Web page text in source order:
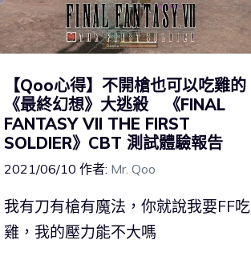
【Qoo心得】不開槍也可以吃雞的
《最終幻想》大逃殺 《FINAL
FANTASY VII THE FIRST
SOLDIER》CBT 測試體驗報告
2021/06/10 作者: Mr. Qoo
我有刀有槍有魔法，你就說我要FF吃
雞，我的壓力能不大嗎